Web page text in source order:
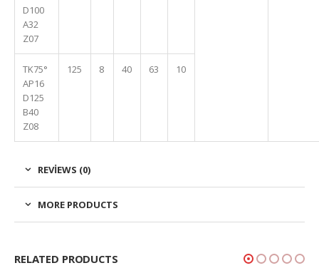
D100
A32
Z07
TK75°
AP16
D125
B40
Z08
125 8 40 63 10
REVIEWS (0)
MORE PRODUCTS
RELATED PRODUCTS